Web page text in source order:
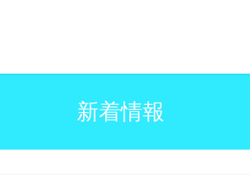
新着情報